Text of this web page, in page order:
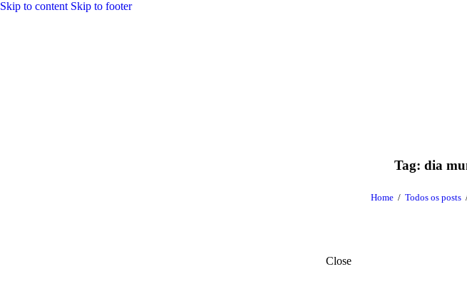
Skip to content Skip to footer
Tag: dia
Home Todos os posts
Close